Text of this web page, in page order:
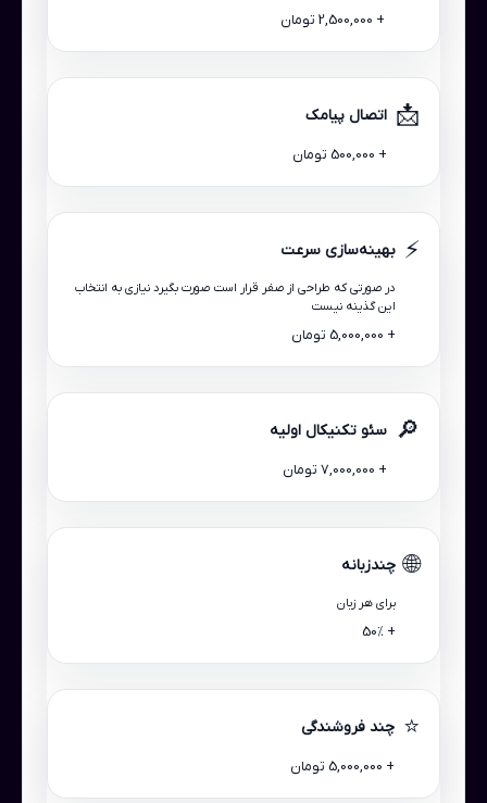
+ 2,500,000 تومان
📩 اتصال پیامک
+ 500,000 تومان
⚡ بهینه‌سازی سرعت
در صورتی که طراحی از صفر قرار است صورت بگیرد نیازی به انتخاب
این گذینه نیست
+ 5,000,000 تومان
🔎 سئو تکنیکال اولیه
+ 7,000,000 تومان
🌐 چندزبانه
برای هر زبان
+ 50٪
⭐ چند فروشندگی
+ 5,000,000 تومان